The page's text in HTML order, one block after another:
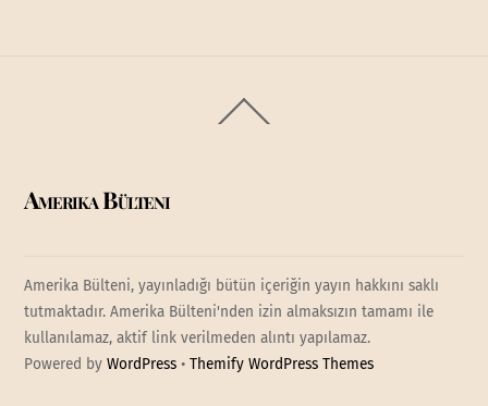
To
Amerika Bülteni
Amerika Bülteni, yayınladığı bütün içeriğin yayın hakkını saklı
tutmaktadır. Amerika Bülteni'nden izin almaksızın tamamı ile
kullanılamaz, aktif link verilmeden alıntı yapılamaz.
Powered byWordPress •Themify WordPress Themes